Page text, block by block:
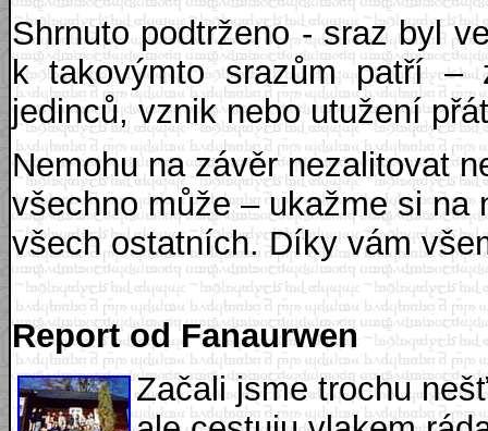
Shrnuto podtrženo - sraz byl
k takovýmto srazům patří –
jedinců, vznik nebo utužení
Nemohu na závěr nezalitovat
všechno může – ukažme si na
všech ostatních. Díky vám
Report od Fanaurwen
Začali jsme trochu